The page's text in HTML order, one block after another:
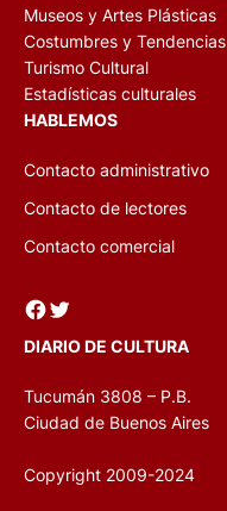
Museos y Artes Plásticas
Costumbres y Tendencias
Turismo Cultural
Estadísticas culturales
HABLEMOS
Contacto administrativo
Contacto de lectores
Contacto comercial
Facebook Twitter
DIARIO DE CULTURA
Tucumán 3808 – P.B.
Ciudad de Buenos Aires
Copyright 2009-2024